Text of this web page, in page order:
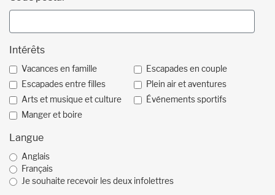
Intérêts
Vacances en famille
Escapades en couple
Escapades entre filles
Plein air et aventures
Arts et musique et culture
Événements sportifs
Manger et boire
Langue
Anglais
Français
Je souhaite recevoir les deux infolettres